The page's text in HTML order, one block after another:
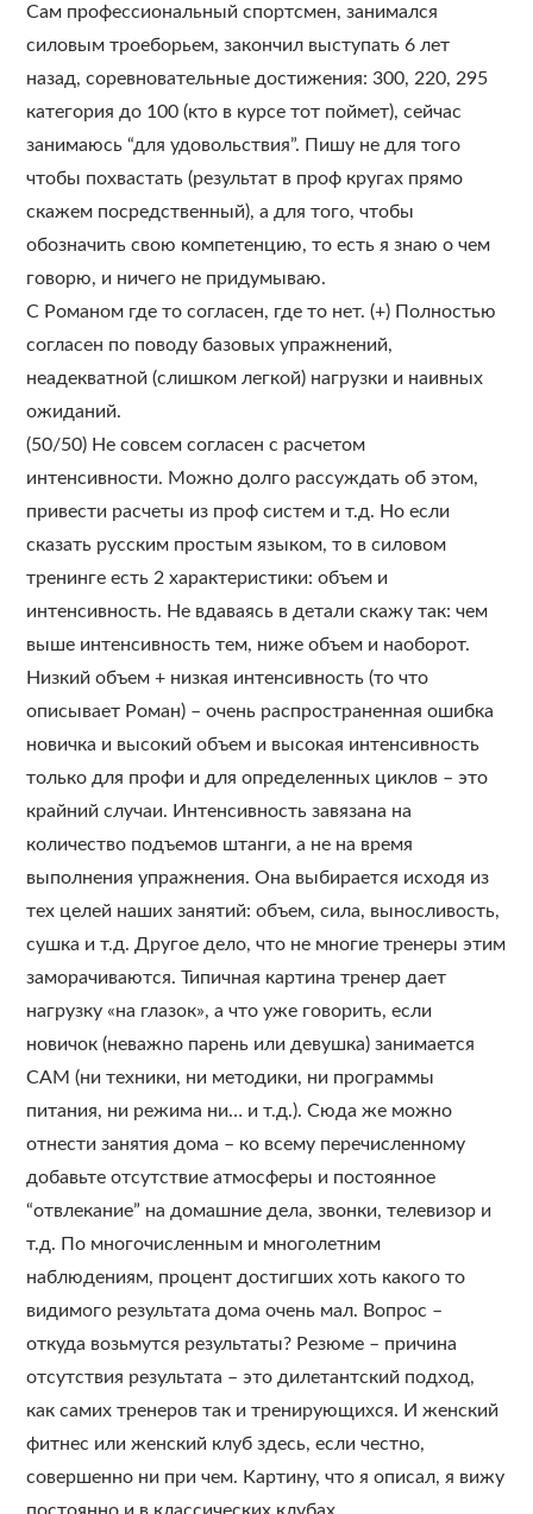
Сам профессиональный спортсмен, занимался
силовым троеборьем, закончил выступать 6 лет
назад, соревновательные достижения: 300, 220, 295
категория до 100 (кто в курсе тот поймет), сейчас
занимаюсь “для удовольствия”. Пишу не для того
чтобы похвастать (результат в проф кругах прямо
скажем посредственный), а для того, чтобы
обозначить свою компетенцию, то есть я знаю о чем
говорю, и ничего не придумываю.
С Романом где то согласен, где то нет. (+) Полностью
согласен по поводу базовых упражнений,
неадекватной (слишком легкой) нагрузки и наивных
ожиданий.
(50/50) Не совсем согласен с расчетом
интенсивности. Можно долго рассуждать об этом,
привести расчеты из проф систем и т.д. Но если
сказать русским простым языком, то в силовом
тренинге есть 2 характеристики: объем и
интенсивность. Не вдаваясь в детали скажу так: чем
выше интенсивность тем, ниже объем и наоборот.
Низкий объем + низкая интенсивность (то что
описывает Роман) – очень распространенная ошибка
новичка и высокий объем и высокая интенсивность
только для профи и для определенных циклов – это
крайний случаи. Интенсивность завязана на
количество подъемов штанги, а не на время
выполнения упражнения. Она выбирается исходя из
тех целей наших занятий: объем, сила, выносливость,
сушка и т.д. Другое дело, что не многие тренеры этим
заморачиваются. Типичная картина тренер дает
нагрузку «на глазок», а что уже говорить, если
новичок (неважно парень или девушка) занимается
САМ (ни техники, ни методики, ни программы
питания, ни режима ни… и т.д.). Сюда же можно
отнести занятия дома – ко всему перечисленному
добавьте отсутствие атмосферы и постоянное
“отвлекание” на домашние дела, звонки, телевизор и
т.д. По многочисленным и многолетним
наблюдениям, процент достигших хоть какого то
видимого результата дома очень мал. Вопрос –
откуда возьмутся результаты? Резюме – причина
отсутствия результата – это дилетантский подход,
как самих тренеров так и тренирующихся. И женский
фитнес или женский клуб здесь, если честно,
совершенно ни при чем. Картину, что я описал, я вижу
постоянно и в классических клубах.